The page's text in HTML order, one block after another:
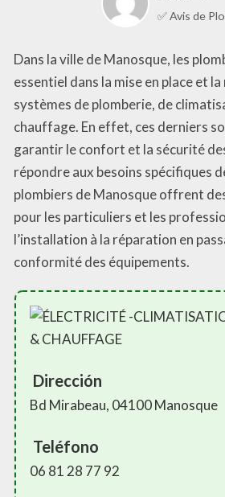
✅ Avis de
Dans la ville de Manosque, les
essentiel dans la mise en place et
systèmes de plomberie, de
chauffage. En effet, ces derniers
garantir le confort et la sécurité
répondre aux besoins spécifiques
plombiers de Manosque offrent
pour les particuliers et les
l’installation à la réparation en
conformité des équipements.
Dirección
Bd Mirabeau, 04100 Manosque
Teléfono
06 81 28 77 92